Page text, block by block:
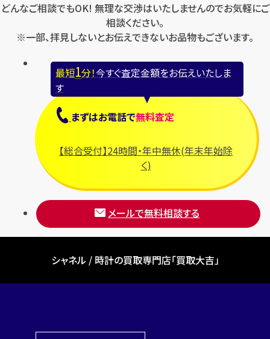
どんなご相談でもOK! 無理な交渉はいたしませんのでお気軽にご
相談ください。
※一部、拝見しないとお伝えできないお品物もございます。
最短1分！今すぐ査定金額をお伝えいたしま
す
まずはお電話で無料査定
【総合受付】24時間・年中無休(年末年始除
く)
メールで無料相談する
シャネル / 時計の買取専門店「買取大吉」